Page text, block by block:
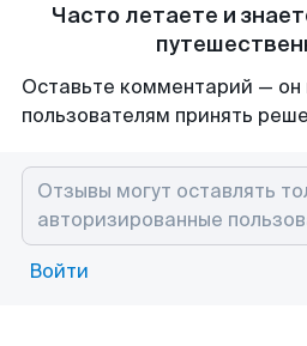
Часто летаете и
Оставьте комментарий —
пользователям принять
Войти